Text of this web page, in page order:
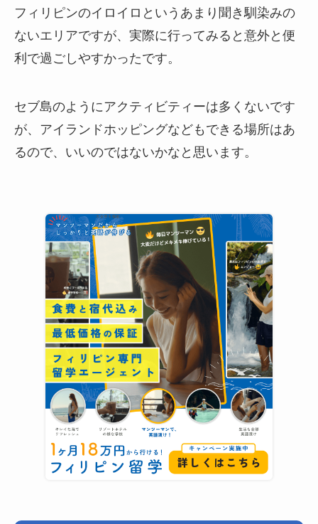
フィリピンのイロイロというあまり聞き馴染みの
ないエリアですが、実際に行ってみると意外と便
利で過ごしやすかったです。
セブ島のようにアクティビティーは多くないです
が、アイランドホッピングなどもできる場所はあ
るので、いいのではないかなと思います。